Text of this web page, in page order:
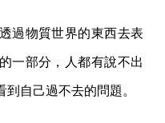
過物質世界的東西去表
一部分，人都有說不出
自己過不去的問題。